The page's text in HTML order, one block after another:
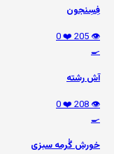
فِسِنجون
👁️ 205
❤️ 0
🍳
آش رشته
👁️ 208
❤️ 0
🍳
خورش گُرمه سبزی